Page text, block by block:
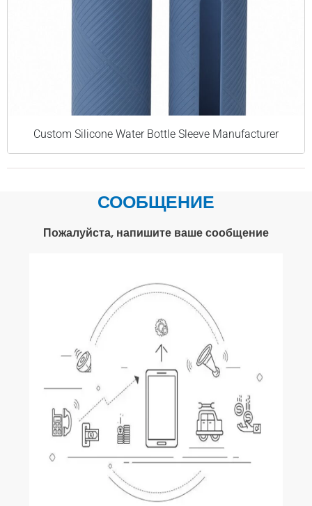
Custom Silicone Water Bottle Sleeve Manufacturer
СООБЩЕНИЕ
Пожалуйста, напишите ваше сообщение